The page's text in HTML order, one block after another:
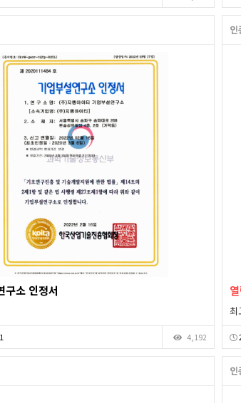
구소 인정서
4,192
인
최
인